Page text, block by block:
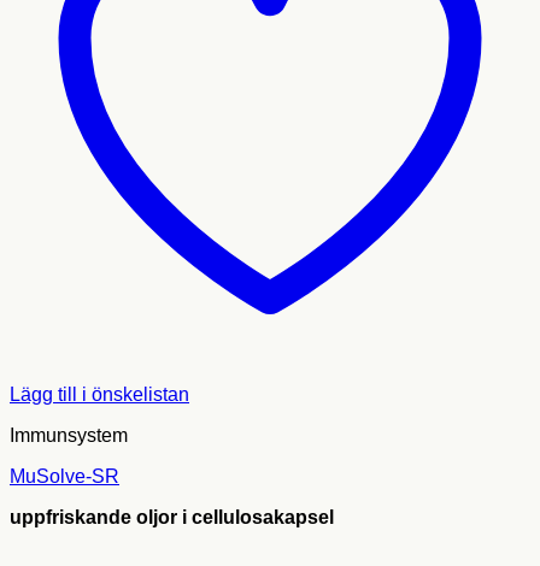
Lägg till i önskelistan
Immunsystem
MuSolve-SR
uppfriskande oljor i cellulosakapsel